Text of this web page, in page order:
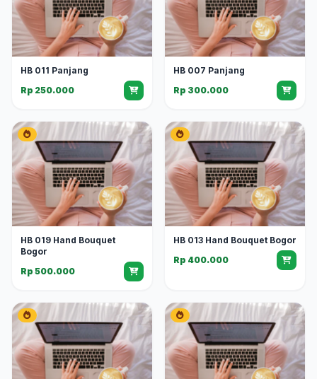
HB 011 Panjang
Rp 250.000
HB 007 Panjang
Rp 300.000
HB 019 Hand Bouquet
Bogor
Rp 500.000
HB 013 Hand Bouquet Bogor
Rp 400.000